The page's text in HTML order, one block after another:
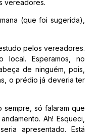
vereadores.
(que foi sugerida),
pelos vereadores.
local. Esperamos, no
de ninguém, pois,
o prédio já deveria ter
sempre, só falaram que
Ah! Esqueci,
apresentado. Está